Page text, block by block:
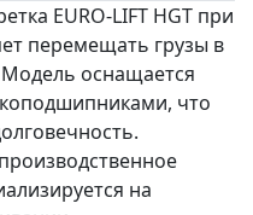
EURO-LIFT HGT при
перемещать грузы в
оснащается
что
на